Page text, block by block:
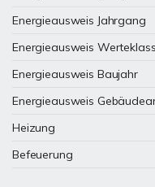
Energieausweis Jahrgang
Energieausweis
Energieausweis Baujahr
Energieausweis
Heizung
Befeuerung